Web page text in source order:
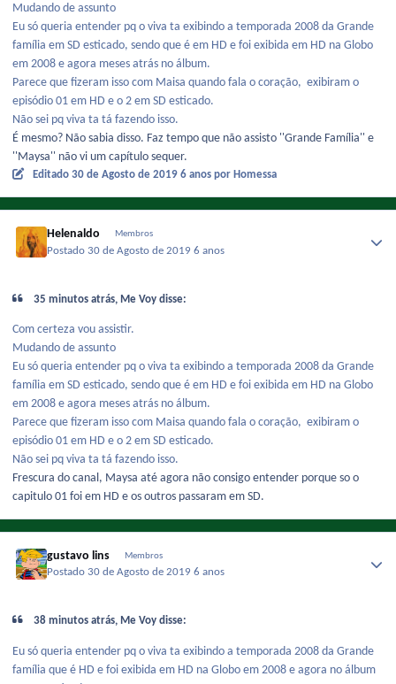
Mudando de assunto
Eu só queria entender pq o viva ta exibindo a temporada 2008 da Grande
família em SD esticado, sendo que é em HD e foi exibida em HD na Globo
em 2008 e agora meses atrás no álbum.
Parece que fizeram isso com Maisa quando fala o coração, exibiram o
episódio 01 em HD e o 2 em SD esticado.
Não sei pq viva ta tá fazendo isso.
É mesmo? Não sabia disso. Faz tempo que não assisto ''Grande Família'' e
''Maysa'' não vi um capítulo sequer.
Editado 30 de Agosto de 2019 6 anos por Homessa
Helenaldo Membros
Postado 30 de Agosto de 20196 anos
35 minutos atrás, Me Voy disse:
Com certeza vou assistir.
Mudando de assunto
Eu só queria entender pq o viva ta exibindo a temporada 2008 da Grande
família em SD esticado, sendo que é em HD e foi exibida em HD na Globo
em 2008 e agora meses atrás no álbum.
Parece que fizeram isso com Maisa quando fala o coração, exibiram o
episódio 01 em HD e o 2 em SD esticado.
Não sei pq viva ta tá fazendo isso.
Frescura do canal, Maysa até agora não consigo entender porque so o
capitulo 01 foi em HD e os outros passaram em SD.
gustavo lins Membros
Postado 30 de Agosto de 20196 anos
38 minutos atrás, Me Voy disse:
Eu só queria entender pq o viva ta exibindo a temporada 2008 da Grande
família que é HD e foi exibida em HD na Globo em 2008 e agora no álbum